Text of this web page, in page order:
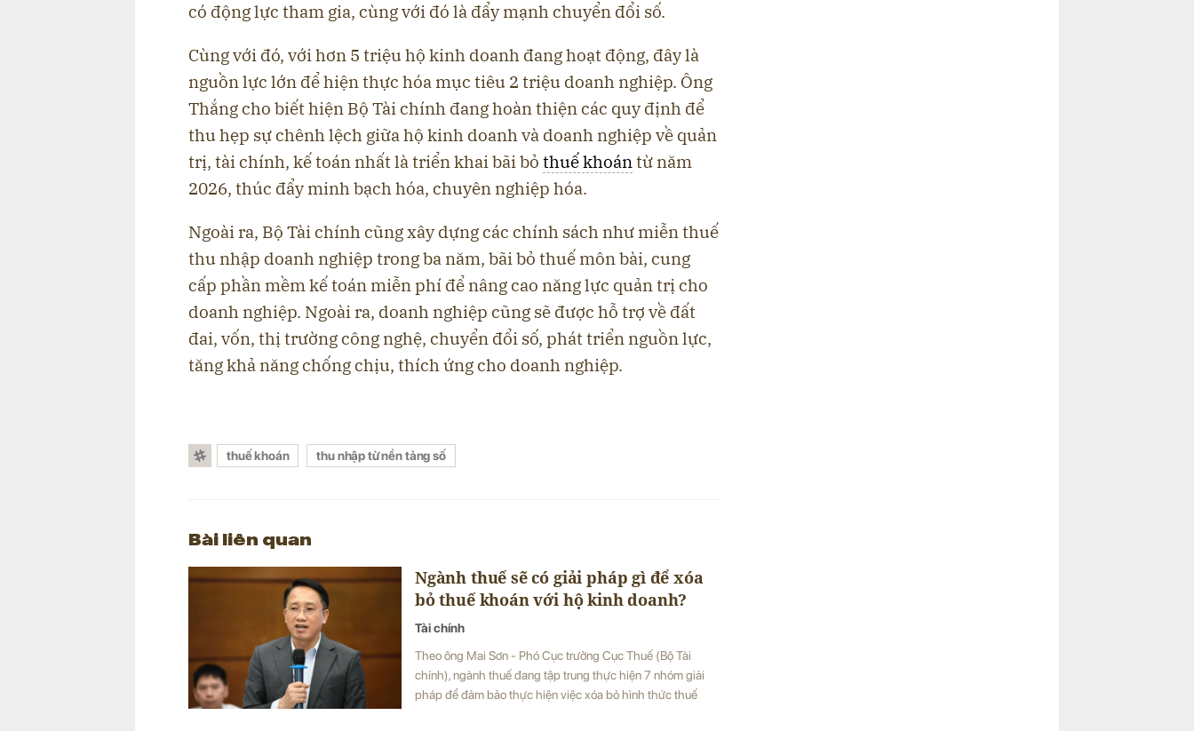
có động lực tham gia, cùng với đó là đẩy mạnh chuyển đổi số.
Cùng với đó, với hơn 5 triệu hộ kinh doanh đang hoạt động, đây là
nguồn lực lớn để hiện thực hóa mục tiêu 2 triệu doanh nghiệp. Ông
Thắng cho biết hiện Bộ Tài chính đang hoàn thiện các quy định để
thu hẹp sự chênh lệch giữa hộ kinh doanh và doanh nghiệp về quản
trị, tài chính, kế toán nhất là triển khai bãi bỏ thuế khoántừ năm
2026, thúc đẩy minh bạch hóa, chuyên nghiệp hóa.
Ngoài ra, Bộ Tài chính cũng xây dựng các chính sách như miễn thuế
thu nhập doanh nghiệp trong ba năm, bãi bỏ thuế môn bài, cung
cấp phần mềm kế toán miễn phí để nâng cao năng lực quản trị cho
doanh nghiệp. Ngoài ra, doanh nghiệp cũng sẽ được hỗ trợ về đất
đai, vốn, thị trường công nghệ, chuyển đổi số, phát triển nguồn lực,
tăng khả năng chống chịu, thích ứng cho doanh nghiệp.
thuế khoán thu nhập từ nền tảng số
Bài liên quan
Ngành thuế sẽ có giải pháp gì để xóa
bỏ thuế khoán với hộ kinh doanh?
Tài chính
Theo ông Mai Sơn - Phó Cục trưởng Cục Thuế (Bộ Tài
chính), ngành thuế đang tập trung thực hiện 7 nhóm giải
pháp để đảm bảo thực hiện việc xóa bỏ hình thức thuế